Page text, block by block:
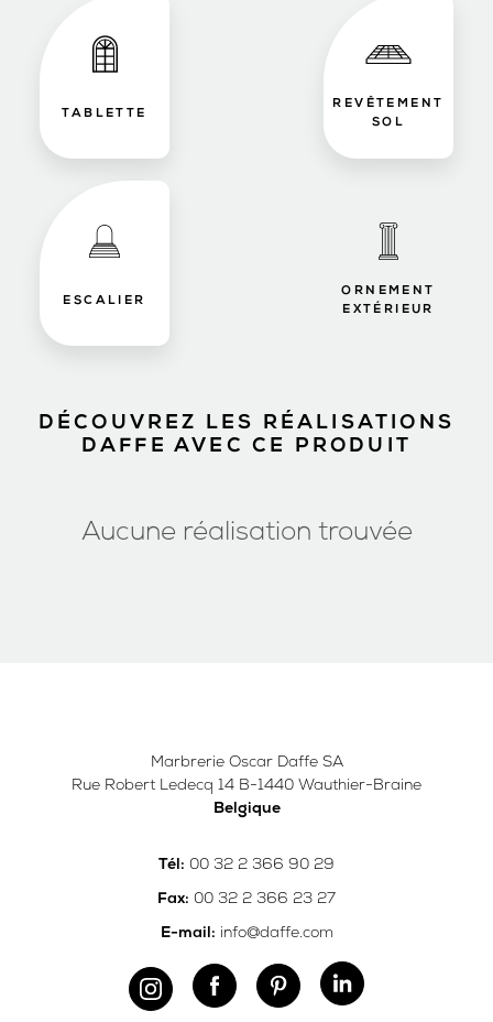
TABLETTE
REVÊTEMENT
SOL
ESCALIER
ORNEMENT
EXTÉRIEUR
DÉCOUVREZ LES RÉALISATIONS
DAFFE AVEC CE PRODUIT
Aucune réalisation trouvée
Marbrerie Oscar Daffe SA
Rue Robert Ledecq 14 B-1440 Wauthier-Braine
Belgique
Tél: 00 32 2 366 90 29
Fax: 00 32 2 366 23 27
E-mail: info@daffe.com